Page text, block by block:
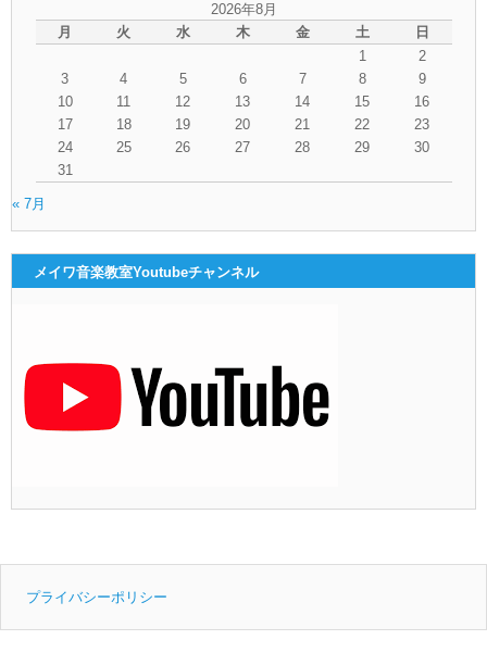
2026年8月
月
火 水 木 金 土
日
1
2
3
4 5 6 7 8
9
10
11 12 13 14 15
16
17
18 19 20 21 22
23
24
25 26 27 28 29
30
31
« 7月
メイワ音楽教室Youtubeチャンネル
プライバシーポリシー